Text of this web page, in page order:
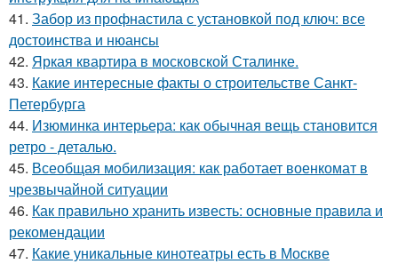
41. Забор из профнастила с установкой под ключ: все
достоинства и нюансы
42. Яркая квартира в московской Сталинке.
43. Какие интересные факты о строительстве Санкт-
Петербурга
44. Изюминка интерьера: как обычная вещь становится
ретро - деталью.
45. Всеобщая мобилизация: как работает военкомат в
чрезвычайной ситуации
46. Как правильно хранить известь: основные правила и
рекомендации
47. Какие уникальные кинотеатры есть в Москве